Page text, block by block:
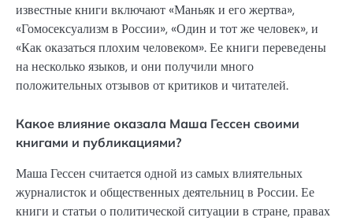
известные книги включают «Маньяк и его жертва»,
«Гомосексуализм в России», «Один и тот же человек», и
«Как оказаться плохим человеком». Ее книги переведены
на несколько языков, и они получили много
положительных отзывов от критиков и читателей.
Какое влияние оказала Маша Гессен своими
книгами и публикациями?
Маша Гессен считается одной из самых влиятельных
журналисток и общественных деятельниц в России. Ее
книги и статьи о политической ситуации в стране, правах